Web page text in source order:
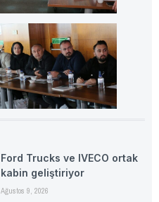
Ford Trucks ve IVECO ortak
kabin geliştiriyor
Ağustos 9, 2026